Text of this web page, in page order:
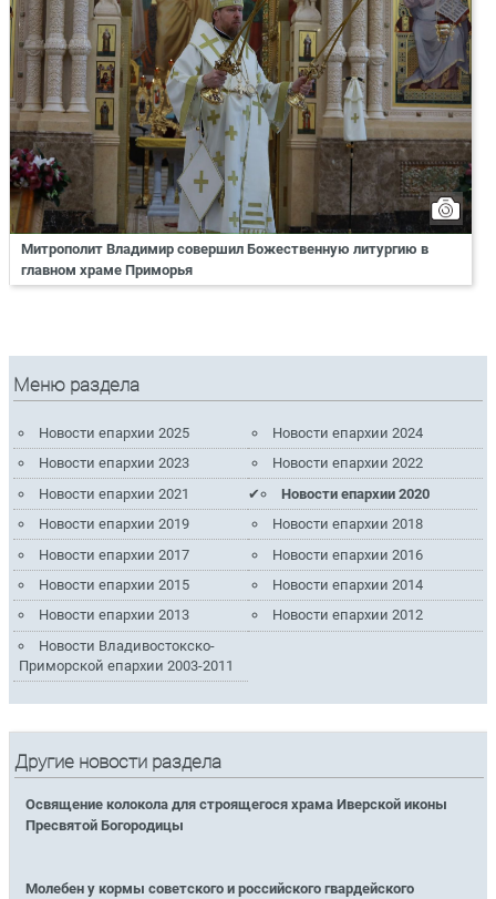
Митрополит Владимир совершил Божественную литургию в
главном храме Приморья
Меню раздела
Новости епархии 2025
Новости епархии 2024
Новости епархии 2023
Новости епархии 2022
Новости епархии 2021
Новости епархии 2020
Новости епархии 2019
Новости епархии 2018
Новости епархии 2017
Новости епархии 2016
Новости епархии 2015
Новости епархии 2014
Новости епархии 2013
Новости епархии 2012
Новости Владивостокско-
Приморской епархии 2003-2011
Другие новости раздела
Освящение колокола для строящегося храма Иверской иконы
Пресвятой Богородицы
Молебен у кормы советского и российского гвардейского